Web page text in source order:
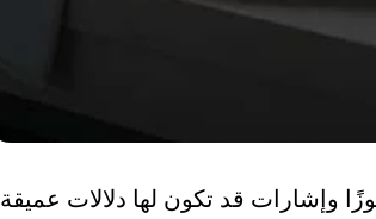
وإشارات قد تكون لها دلالات عميقة